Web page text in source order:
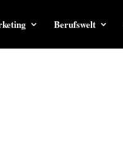
Berufswelt